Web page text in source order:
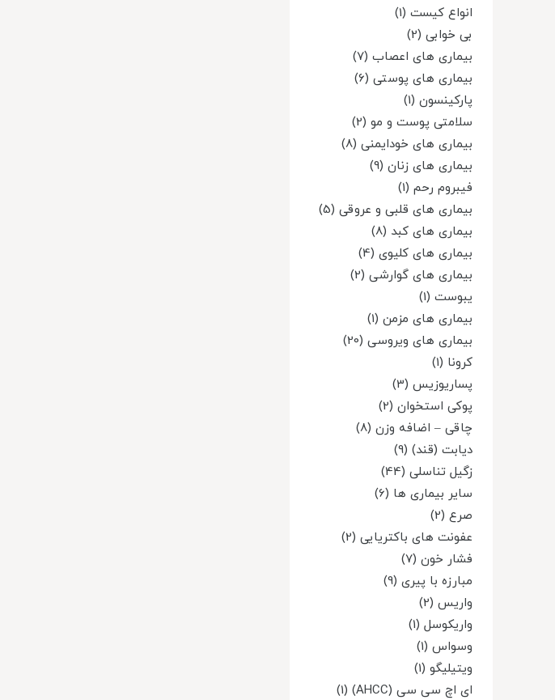
انواع کیست (1)
بی خوابی (2)
بیماری های اعصاب (7)
بیماری های پوستی (6)
پارکینسون (1)
سلامتی پوست و مو (2)
بیماری های خودایمنی (8)
بیماری های زنان (9)
فیبروم رحم (1)
بیماری های قلبی و عروقی (5)
بیماری های کبد (8)
بیماری های کلیوی (4)
بیماری های گوارشی (2)
یبوست (1)
بیماری های مزمن (1)
بیماری های ویروسی (20)
کرونا (1)
پساریوزیس (3)
پوکی استخوان (2)
چاقی – اضافه وزن (8)
دیابت (قند) (9)
زگیل تناسلی (44)
سایر بیماری ها (6)
صرع (2)
عفونت های باکتریایی (2)
فشار خون (7)
مبارزه با پیری (9)
واریس (2)
واریکوسل (1)
وسواس (1)
ویتیلیگو (1)
ای اچ سی سی (AHCC) (1)